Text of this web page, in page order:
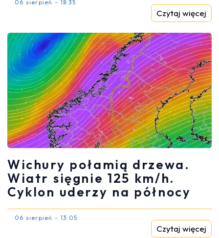
06 sierpień - 18:35
Czytaj więcej
Wichury połamią drzewa.
Wiatr sięgnie 125 km/h.
Cyklon uderzy na północy
06 sierpień - 13:05
Czytaj więcej